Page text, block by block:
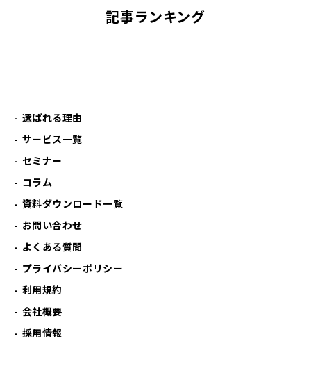
記事ランキング
選ばれる理由
サービス一覧
セミナー
コラム
資料ダウンロード一覧
お問い合わせ
よくある質問
プライバシーポリシー
利用規約
会社概要
採用情報